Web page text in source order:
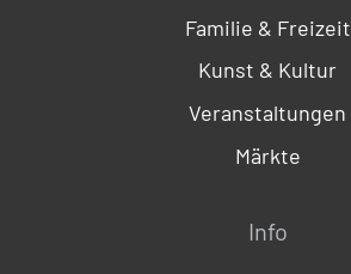
Familie & Freizeit
Kunst & Kultur
Veranstaltungen
Märkte
Info